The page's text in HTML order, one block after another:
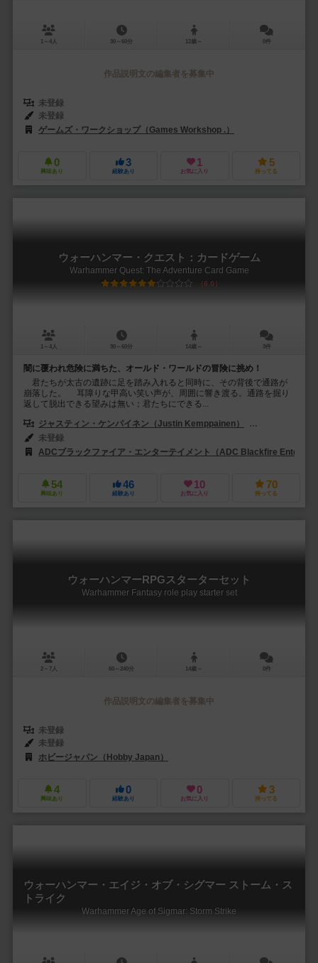
1～4人 30～60分 12歳～ 0件
作品説明文の編集者を募集中
未登録
未登録
ゲームズ・ワークショップ（Games Workshop .）
0
興味あり
3
経験あり
1
お気に入り
5
持ってる
ウォーハンマー・クエスト：カードゲーム
Warhammer Quest: The Adventure Card Game
6.0
1～4人 30～60分 14歳～ 3件
闇に覆われ危険に満ちた、オールド・ワールドの冒険に挑め！
君たちが太古の遺跡に足を踏み入れると同時に、その背後で通路が
崩落した。 耳障りな甲高い笑い声が、周囲に響き渡る。通路を掘り
返して脱出できる望みは無い；君たちにできる...
ジャスティン・ケンパイネン（Justin Kemppainen）
未登録
ADCブラックファイア・エンターテイメント（ADC Blackfire
54
興味あり
46
経験あり
10
お気に入り
70
持ってる
ウォーハンマーRPGスターターセット
Warhammer Fantasy role play starter set
2～7人 60～240分 14歳～ 0件
作品説明文の編集者を募集中
未登録
未登録
ホビージャパン（Hobby Japan）
4
興味あり
0
経験あり
0
お気に入り
3
持ってる
ウォーハンマー・エイジ・オブ・シグマー ストーム・ス
トライク
Warhammer Age of Sigmar: Storm Strike